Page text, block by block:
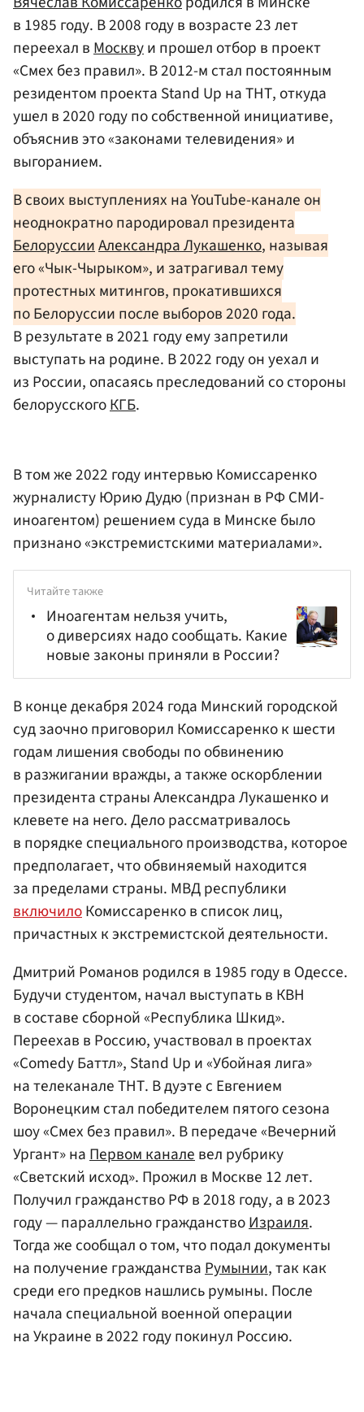
в 1985 году. В 2008 году в возрасте 23 лет
переехал вМосквуи прошел отбор в проект
«Смех без правил». В 2012-м стал постоянным
резидентом проекта Stand Up на ТНТ, откуда
ушел в 2020 году по собственной инициативе,
объяснив это «законами телевидения» и
выгоранием.
В своих выступлениях на YouTube-канале он
неоднократно пародировал президента
БелоруссииАлександра Лукашенко, называя
его «Чык-Чырыком», и затрагивал тему
протестных митингов, прокатившихся
по Белоруссии после выборов 2020 года.
В результате в 2021 году ему запретили
выступать на родине. В 2022 году он уехал и
из России, опасаясь преследований со стороны
белорусскогоКГБ.
В том же 2022 году интервью Комиссаренко
журналисту Юрию Дудю (признан в РФ СМИ-
иноагентом) решением суда в Минске было
признано «экстремистскими материалами».
Читайте также
Иноагентам нельзя учить,
о диверсиях надо сообщать. Какие
новые законы приняли в России?
В конце декабря 2024 года Минский городской
суд заочно приговорил Комиссаренко к шести
годам лишения свободы по обвинению
в разжигании вражды, а также оскорблении
президента страны Александра Лукашенко и
клевете на него. Дело рассматривалось
в порядке специального производства, которое
предполагает, что обвиняемый находится
за пределами страны. МВД республики
включилоКомиссаренко в список лиц,
причастных к экстремистской деятельности.
Дмитрий Романов родился в 1985 году в Одессе.
Будучи студентом, начал выступать в КВН
в составе сборной «Республика Шкид».
Переехав в Россию, участвовал в проектах
«Comedy Баттл», Stand Up и «Убойная лига»
на телеканале ТНТ. В дуэте с Евгением
Воронецким стал победителем пятого сезона
шоу «Смех без правил». В передаче «Вечерний
Ургант» наПервом каналевел рубрику
«Светский исход». Прожил в Москве 12 лет.
Получил гражданство РФ в 2018 году, а в 2023
году — параллельно гражданствоИзраиля.
Тогда же сообщал о том, что подал документы
на получение гражданстваРумынии, так как
среди его предков нашлись румыны. После
начала специальной военной операции
на Украине в 2022 году покинул Россию.